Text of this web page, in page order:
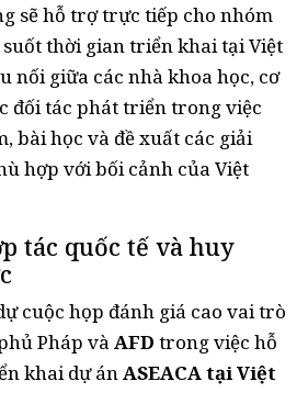
sẽ hỗ trợ trực tiếp cho nhóm
thời gian triển khai tại Việt
nối giữa các nhà khoa học, cơ
đối tác phát triển trong việc
bài học và đề xuất các giải
hợp với bối cảnh của Việt
tác quốc tế và huy
cuộc họp đánh giá cao vai trò
Pháp vàAFD trong việc hỗ
khai dự ánASEACA tại Việt